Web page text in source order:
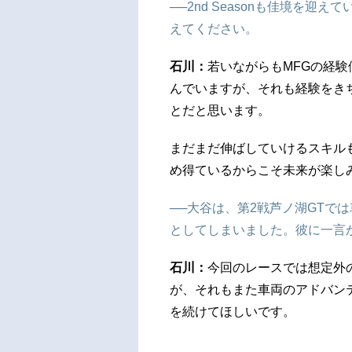
──2nd Seasonも佳境を迎えて
えてください。
石川： 若いながらもMFGの経
んでいますが、それも経験を
とだと思います。
まだまだ伸ばしていけるスキ
め得ているからこそ未来が楽し
──大谷は、第2戦芦ノ湖GTで
としてしまいました。彼に一
石川： 今回のレースでは想定外
が、それもまた車両のアドバ
を続けてほしいです。